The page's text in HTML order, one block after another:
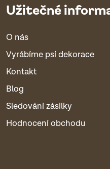
Užitečné
O nás
Vyrábíme psí dekorace
Kontakt
Blog
Sledování zásilky
Hodnocení obchodu